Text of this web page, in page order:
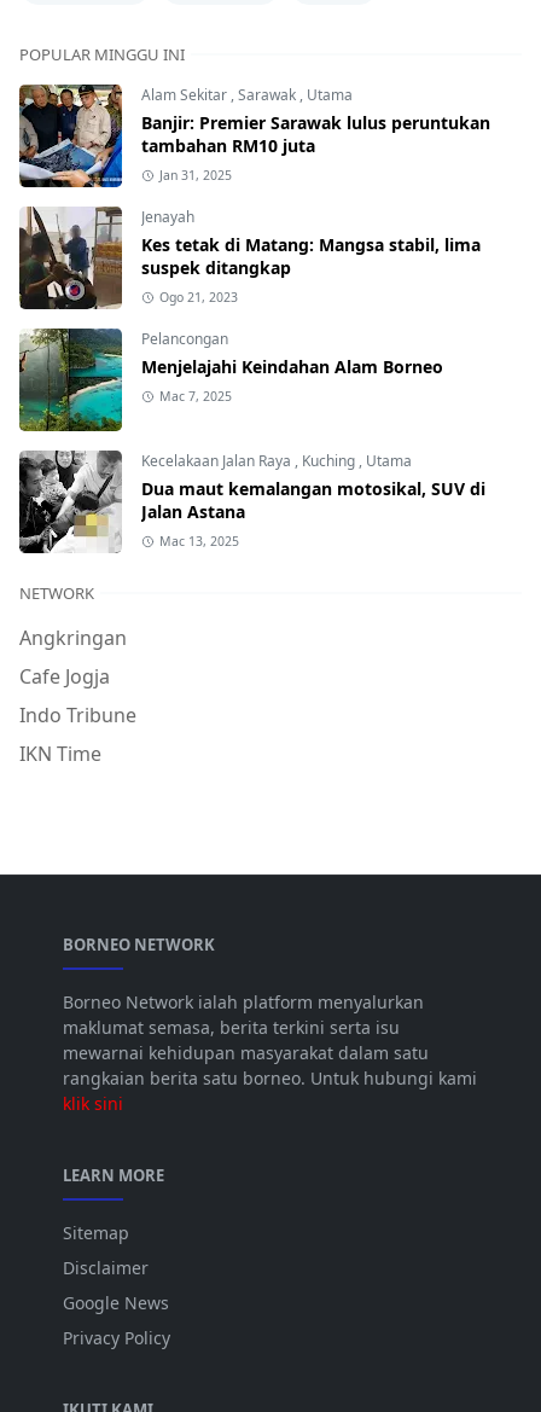
POPULAR MINGGU INI
Alam Sekitar,Sarawak, Utama
Banjir: Premier Sarawak lulus peruntukan
tambahan RM10 juta
Jan 31, 2025
Jenayah
Kes tetak di Matang: Mangsa stabil, lima
suspek ditangkap
Ogo 21, 2023
Pelancongan
Menjelajahi Keindahan Alam Borneo
Mac 7, 2025
Kecelakaan Jalan Raya , Kuching, Utama
Dua maut kemalangan motosikal, SUV di
Jalan Astana
Mac 13, 2025
NETWORK
Angkringan
Cafe Jogja
Indo Tribune
IKN Time
BORNEO NETWORK
Borneo Network ialah platform menyalurkan
maklumat semasa, berita terkini serta isu
mewarnai kehidupan masyarakat dalam satu
rangkaian berita satu borneo. Untuk hubungi kami
klik sini
LEARN MORE
Sitemap
Disclaimer
Google News
Privacy Policy